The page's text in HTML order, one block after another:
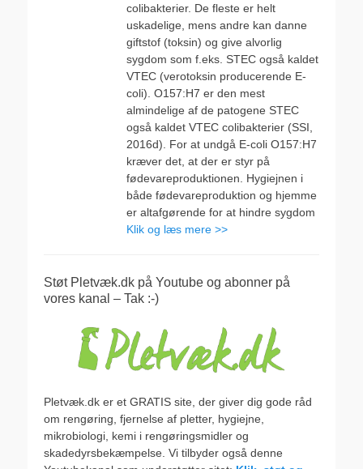
colibakterier. De fleste er helt
uskadelige, mens andre kan danne
giftstof (toksin) og give alvorlig
sygdom som f.eks. STEC også kaldet
VTEC (verotoksin producerende E-
coli). O157:H7 er den mest
almindelige af de patogene STEC
også kaldet VTEC colibakterier (SSI,
2016d). For at undgå E-coli O157:H7
kræver det, at der er styr på
fødevareproduktionen. Hygiejnen i
både fødevareproduktion og hjemme
er altafgørende for at hindre sygdom
Klik og læs mere >>
Støt Pletvæk.dk på Youtube og abonner på
vores kanal – Tak :-)
Pletvæk.dk er et GRATIS site, der giver dig gode råd
om rengøring, fjernelse af pletter, hygiejne,
mikrobiologi, kemi i rengøringsmidler og
skadedyrsbekæmpelse. Vi tilbyder også denne